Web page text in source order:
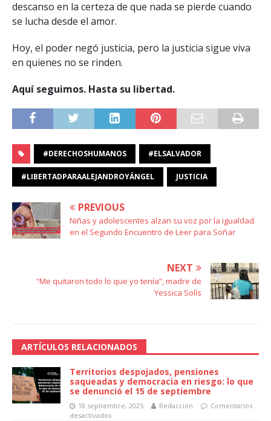
descanso en la certeza de que nada se pierde cuando
se lucha desde el amor.
Hoy, el poder negó justicia, pero la justicia sigue viva
en quienes no se rinden.
Aquí seguimos. Hasta su libertad.
#DERECHOSHUMANOS #ELSALVADOR
#LIBERTADPARAALEJANDROYÁNGEL JUSTICIA
PREVIOUS
Niñas y adolescentes alzan su voz por la igualdad
en el Segundo Encuentro de Leer para Soñar
NEXT
“Me quitaron todo lo que yo tenía”, madre de
Yessica Solís
ARTÍCULOS RELACIONADOS
Territorios despojados, pensiones
saqueadas y democracia en riesgo: lo que
se denunció el 15 de septiembre
18 septiembre, 2025 Redacción
Comentarios
desactivados